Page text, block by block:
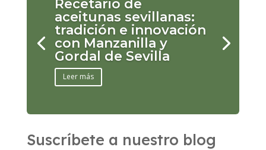
Recetario de
aceitunas sevillanas:
tradición e innovación
con Manzanilla y
Gordal de Sevilla
Leer más
Suscríbete a nuestro blog